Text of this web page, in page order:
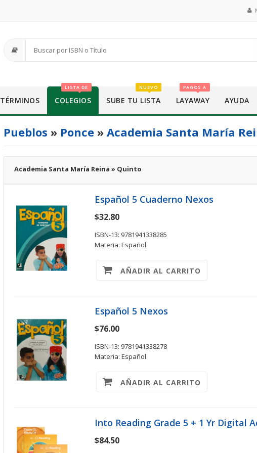
TÉRMINOS COLEGIOS
LISTA DE
SUBE TU LISTA
NUEVO
LAYAWAY
PAGOS A
AYUDA
Pueblos » Ponce» Academia Santa María
Academia Santa María Reina » Quinto
Español 5 Cuaderno Nexos
$32.80
ISBN-13: 9781941338285
Materia: Español
AÑADIR AL CARRITO
Español 5 Nexos
$76.00
ISBN-13: 9781941338278
Materia: Español
AÑADIR AL CARRITO
Into Reading Grade 5 + 1 Yr Digital
$84.50